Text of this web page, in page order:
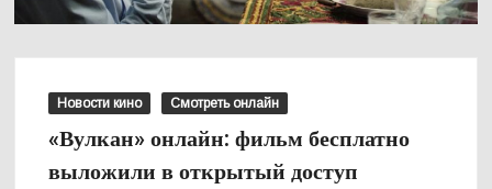
Новости кино Смотреть онлайн
«Вулкан» онлайн: фильм бесплатно
выложили в открытый доступ